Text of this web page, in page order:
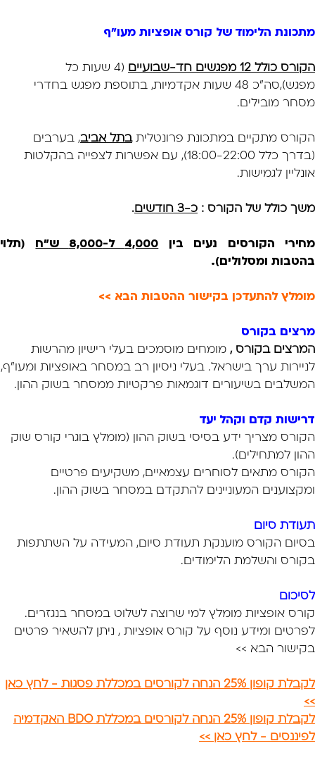
מתכונת הלימוד של קורס אופציות מעו"ף
הקורס כולל 12 מפגשים חד-שבועיים
(4 שעות כל
מפגש),סה"כ 48 שעות אקדמיות, בתוספת מפגש בחדרי
מסחר מובילים.
הקורס מתקיים במתכונת פרונטליתבתל אביב, בערבים
(בדרך כלל 18:00-22:00), עם אפשרות לצפייה בהקלטות
אונליין לגמישות.
משך כולל של הקורס : כ-3 חודשים .
מחירי הקורסים נעים בין 4,000 ל-8,000 ש"ח
(תלוי
בהטבות ומסלולים).
מומלץ להתעדכן בקישור ההטבות הבא >>
מרצים בקורס
המרצים בקורס , מומחים מוסמכים בעלי רישיון מהרשות
לניירות ערך בישראל. בעלי ניסיון רב במסחר באופציות ומעו"ף,
המשלבים בשיעורים דוגמאות פרקטיות ממסחר בשוק ההון.
דרישות קדם וקהל יעד
הקורס מצריך ידע בסיסי בשוק ההון (מומלץ בוגרי קורס שוק
ההון למתחילים).
הקורס מתאים לסוחרים עצמאיים, משקיעים פרטיים
ומקצוענים המעוניינים להתקדם במסחר בשוק ההון.
תעודת סיום
בסיום הקורס מוענקת תעודת סיום, המעידה על השתתפות
בקורס והשלמת הלימודים.
לסיכום
קורס אופציות מומלץ למי שרוצה לשלוט במסחר בנגזרים.
לפרטים ומידע נוסף על קורס אופציות , ניתן להשאיר פרטים
בקישור הבא >>
לקבלת קופון 25% הנחה לקורסים במכללת פסגות - לחץ כאן
>>
לקבלת קופון 25% הנחה לקורסים במכללת BDO האקדמיה
לפיננסים - לחץ כאן >>